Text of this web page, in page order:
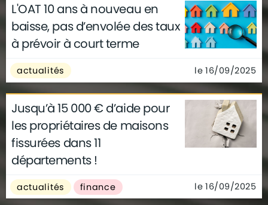
actualités architecture
archives
conseils
déco finance
gouvernement
infographie
insolite
technologie
L'OAT 10 ans à nouveau en
baisse, pas d’envolée des taux
à prévoir à court terme
actualités le 16/09/2025
Jusqu’à 15 000 € d’aide pour
les propriétaires de maisons
fissurées dans 11
départements !
actualités finance le 16/09/2025